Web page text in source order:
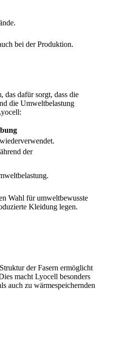
bei der Produktion.
dafür sorgt, dass die
die Umweltbelastung
der
Wahl für umweltbewusste
Kleidung legen.
der Fasern ermöglicht
macht Lyocell besonders
auch zu wärmespeichernden